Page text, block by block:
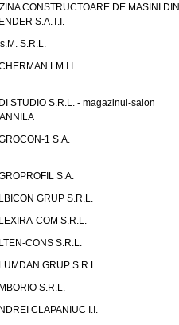
CONSTRUCTOARE DE MASINI DIN
S.A.T.I.
S.R.L.
LM I.I.
STUDIO S.R.L. - magazinul-salon
1 S.A.
S.A.
GRUP S.R.L.
COM S.R.L.
CONS S.R.L.
GRUP S.R.L.
S.R.L.
CLAPANIUC I.I.